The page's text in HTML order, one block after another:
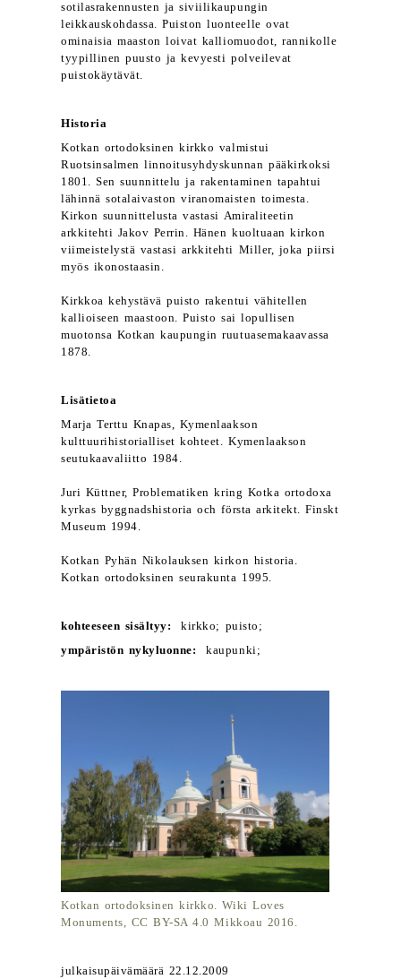
sotilasrakennusten ja siviilikaupungin
leikkauskohdassa. Puiston luonteelle ovat
ominaisia maaston loivat kalliomuodot, rannikolle
tyypillinen puusto ja kevyesti polveilevat
puistokäytävät.
Historia
Kotkan ortodoksinen kirkko valmistui
Ruotsinsalmen linnoitusyhdyskunnan pääkirkoksi
1801. Sen suunnittelu ja rakentaminen tapahtui
lähinnä sotalaivaston viranomaisten toimesta.
Kirkon suunnittelusta vastasi Amiraliteetin
arkkitehti Jakov Perrin. Hänen kuoltuaan kirkon
viimeistelystä vastasi arkkitehti Miller, joka piirsi
myös ikonostaasin.
Kirkkoa kehystävä puisto rakentui vähitellen
kallioiseen maastoon. Puisto sai lopullisen
muotonsa Kotkan kaupungin ruutuasemakaavassa
1878.
Lisätietoa
Marja Terttu Knapas, Kymenlaakson
kulttuurihistorialliset kohteet. Kymenlaakson
seutukaavaliitto 1984.
Juri Küttner, Problematiken kring Kotka ortodoxa
kyrkas byggnadshistoria och första arkitekt. Finskt
Museum 1994.
Kotkan Pyhän Nikolauksen kirkon historia.
Kotkan ortodoksinen seurakunta 1995.
kohteeseen sisältyy: kirkko; puisto;
ympäristön nykyluonne: kaupunki;
Kotkan ortodoksinen kirkko. Wiki Loves
Monuments, CC BY-SA 4.0 Mikkoau 2016.
julkaisupäivämäärä 22.12.2009